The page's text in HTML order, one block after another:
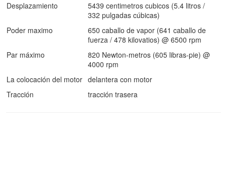
Desplazamiento
5439 centimetros cubicos (5.4 litros /
332 pulgadas cúbicas)
Poder maximo
650 caballo de vapor (641 caballo de
fuerza / 478 kilovatios) @ 6500 rpm
Par máximo
820 Newton-metros (605 libras-pie) @
4000 rpm
La colocación del motor delantera con motor
Tracción
tracción trasera